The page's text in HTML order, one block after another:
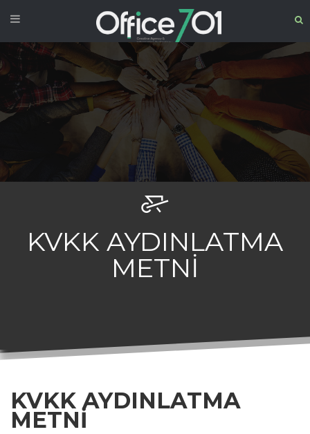
KVKK AYDINLATMA
METNI
KVKK AYDINLATMA
METNI